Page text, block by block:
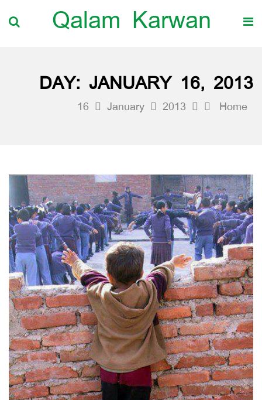
Qalam Karwan
DAY: JANUARY 16, 2013
Home
2013
January
16